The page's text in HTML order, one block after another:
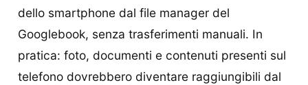
dello smartphone dal file manager del
Googlebook, senza trasferimenti manuali. In
pratica: foto, documenti e contenuti presenti sul
telefono dovrebbero diventare raggiungibili dal